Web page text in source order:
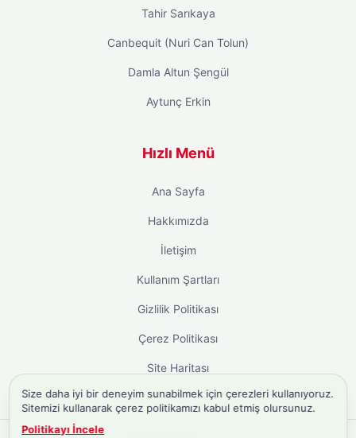
Tahir Sarıkaya
Canbequit (Nuri Can Tolun)
Damla Altun Şengül
Aytunç Erkin
Hızlı Menü
Ana Sayfa
Hakkımızda
İletişim
Kullanım Şartları
Gizlilik Politikası
Çerez Politikası
Site Haritası
Size daha iyi bir deneyim sunabilmek için çerezleri kullanıyoruz.
Sitemizi kullanarak çerez politikamızı kabul etmiş olursunuz.
Politikayı İncele